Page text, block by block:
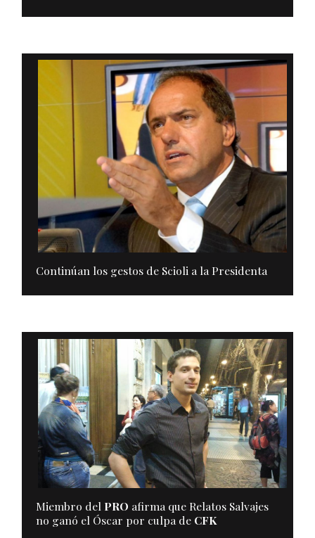
Continúan los gestos de Scioli a la Presidenta
Miembro del PRO afirma que Relatos Salvajes
no ganó el Óscar por culpa de CFK